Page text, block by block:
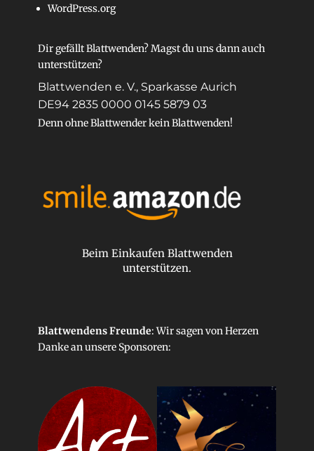
WordPress.org
Dir gefällt Blattwenden? Magst du uns dann auch
unterstützen?
Blattwenden e. V., Sparkasse Aurich
DE94 2835 0000 0145 5879 03
Denn ohne Blattwender kein Blattwenden!
Beim Einkaufen Blattwenden
unterstützen.
Blattwendens Freunde: Wir sagen von Herzen
Danke an unsere Sponsoren: